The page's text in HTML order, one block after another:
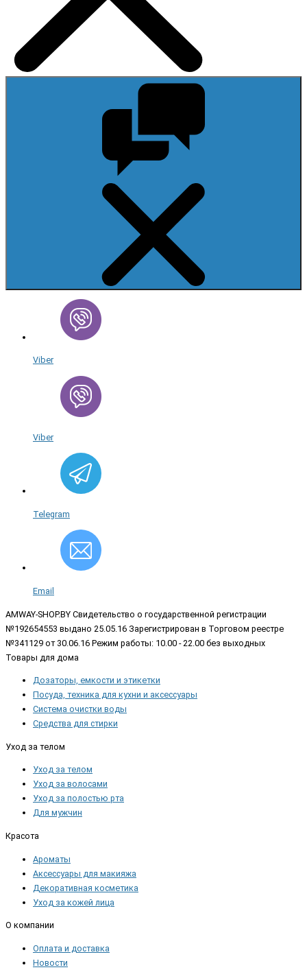
Viber
Viber
Telegram
Email
AMWAY-SHOP.BY Свидетельство о государственной регистрации
№192654553 выдано 25.05.16 Зарегистрирован в Торговом реестре
№341129 от 30.06.16 Режим работы: 10.00 - 22.00 без выходных
Товары для дома
Дозаторы, емкости и этикетки
Посуда, техника для кухни и аксессуары
Система очистки воды
Средства для стирки
Уход за телом
Уход за телом
Уход за волосами
Уход за полостью рта
Для мужчин
Красота
Ароматы
Аксессуары для макияжа
Декоративная косметика
Уход за кожей лица
О компании
Оплата и доставка
Новости